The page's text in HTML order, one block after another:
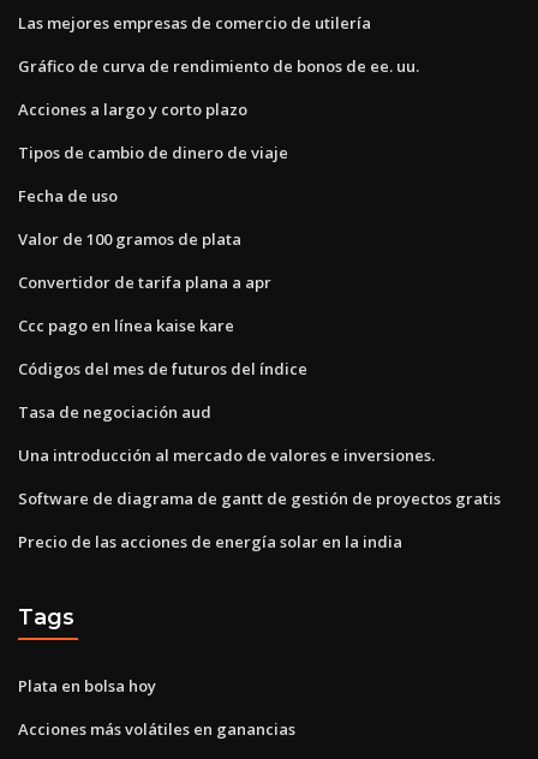
Las mejores empresas de comercio de utilería
Gráfico de curva de rendimiento de bonos de ee. uu.
Acciones a largo y corto plazo
Tipos de cambio de dinero de viaje
Fecha de uso
Valor de 100 gramos de plata
Convertidor de tarifa plana a apr
Ccc pago en línea kaise kare
Códigos del mes de futuros del índice
Tasa de negociación aud
Una introducción al mercado de valores e inversiones.
Software de diagrama de gantt de gestión de proyectos gratis
Precio de las acciones de energía solar en la india
Tags
Plata en bolsa hoy
Acciones más volátiles en ganancias